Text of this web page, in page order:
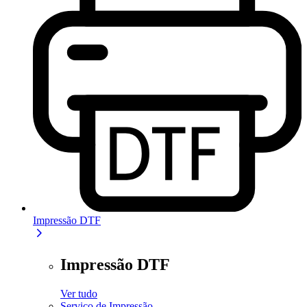
Impressão DTF
Impressão DTF
Ver tudo